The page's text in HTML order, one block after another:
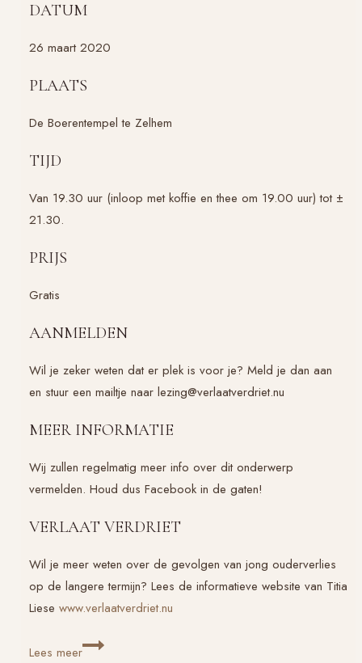
DATUM
26 maart 2020
PLAATS
De Boerentempel te Zelhem
TIJD
Van 19.30 uur (inloop met koffie en thee om 19.00 uur) tot ±
21.30.
PRIJS
Gratis
AANMELDEN
Wil je zeker weten dat er plek is voor je? Meld je dan aan
en stuur een mailtje naar lezing@verlaatverdriet.nu
MEER INFORMATIE
Wij zullen regelmatig meer info over dit onderwerp
vermelden. Houd dus Facebook in de gaten!
VERLAAT VERDRIET
Wil je meer weten over de gevolgen van jong ouderverlies
op de langere termijn? Lees de informatieve website van Titia
Liese www.verlaatverdriet.nu
Lees meerLezing